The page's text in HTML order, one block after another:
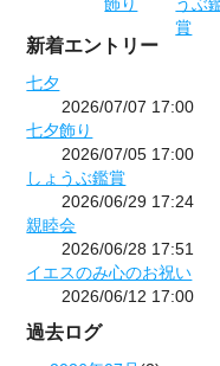
新着エントリー
七夕
2026/07/07 17:00
七夕飾り
2026/07/05 17:00
しょうぶ鑑賞
2026/06/29 17:24
親睦会
2026/06/28 17:51
イエスのみ心のお祝い
2026/06/12 17:00
過去ログ